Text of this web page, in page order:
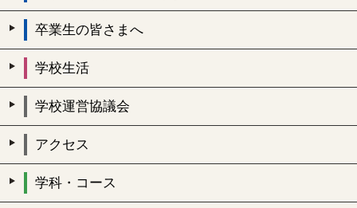
卒業生の皆さまへ
学校生活
学校運営協議会
アクセス
学科・コース